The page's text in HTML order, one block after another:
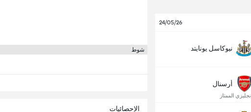
24/05/26
نيوكاسل يونايتد
الممتاز
أرسنال
شوط
الإحصائيات